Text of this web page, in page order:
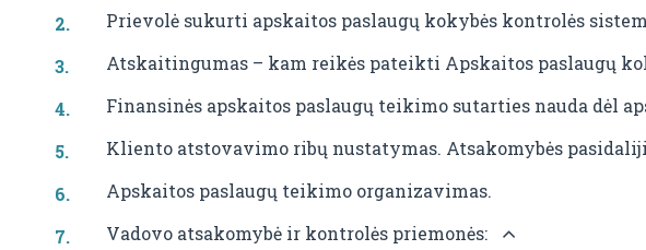
Prievolė sukurti apskaitos paslaugų kokybės kontrolės
Atskaitingumas – kam reikės pateikti Apskaitos paslaugų
Finansinės apskaitos paslaugų teikimo sutarties nauda dėl
Kliento atstovavimo ribų nustatymas. Atsakomybės
Apskaitos paslaugų teikimo organizavimas.
Vadovo atsakomybė ir kontrolės priemonės: